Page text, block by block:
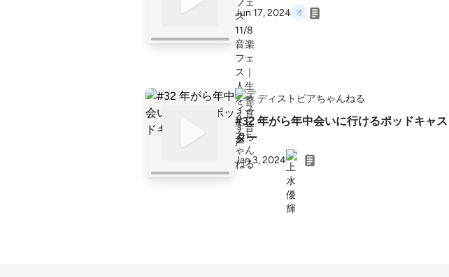
Jun 17, 2024
ディストピアちゃんねる
#32 年がら年中会いに行けるポッドキャス
ター
Jan 3, 2024